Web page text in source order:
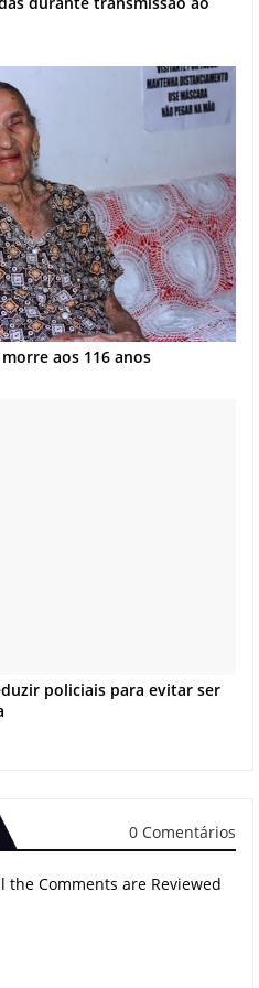
aos 116 anos
policiais para evitar ser
0 Comentários
the Comments are Reviewed